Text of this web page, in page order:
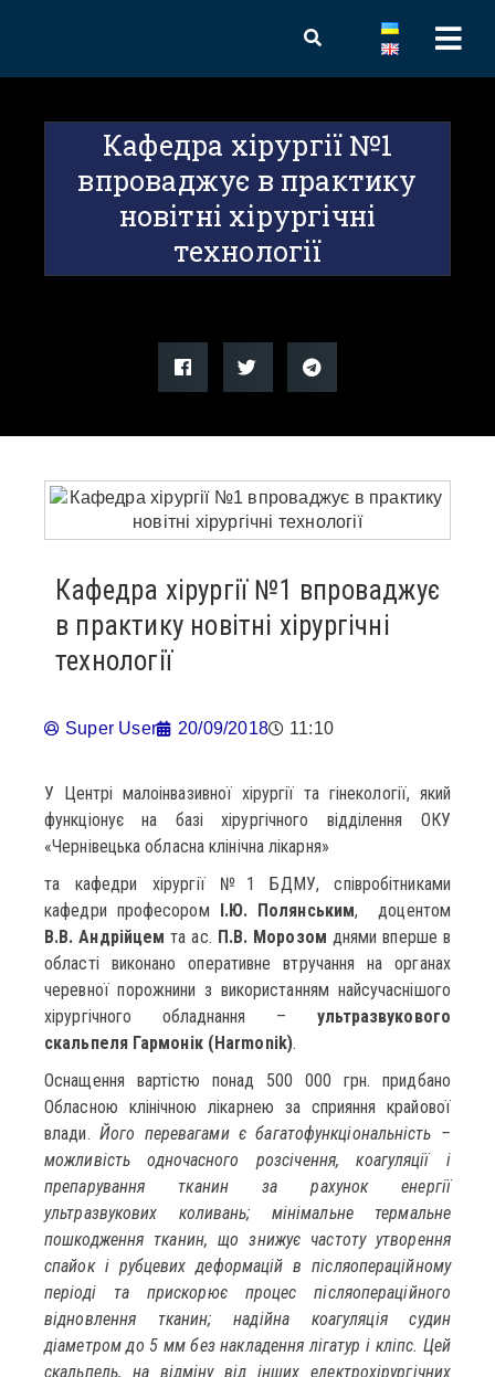
Кафедра хірургії №1
впроваджує в практику
новітні хірургічні
технології
Кафедра хірургії №1 впроваджує
в практику новітні хірургічні
технології
Super User 20/09/2018 11:10
У Центрі малоінвазивної хірургії та гінекології, який
функціонує на базі хірургічного відділення ОКУ
«Чернівецька обласна клінічна лікарня»
та кафедри хірургії №1 БДМУ, співробітниками
кафедри професором І.Ю. Полянським, доцентом
В.В. Андрійцем та ас. П.В. Морозом днями вперше в
області виконано оперативне втручання на органах
черевної порожнини з використанням найсучаснішого
хірургічного обладнання – ультразвукового
скальпеля Гармонік (Harmonik).
Оснащення вартістю понад 500 000 грн. придбано
Обласною клінічною лікарнею за сприяння крайової
влади. Його перевагами є багатофункціональність –
можливість одночасного розсічення, коагуляції і
препарування тканин за рахунок енергії
ультразвукових коливань; мінімальне термальне
пошкодження тканин, що знижує частоту утворення
спайок і рубцевих деформацій в післяопераційному
періоді та прискорює процес післяопераційного
відновлення тканин; надійна коагуляція судин
діаметром до 5 мм без накладення лігатур і кліпс. Цей
скальпель, на відміну від інших електрохірургічних